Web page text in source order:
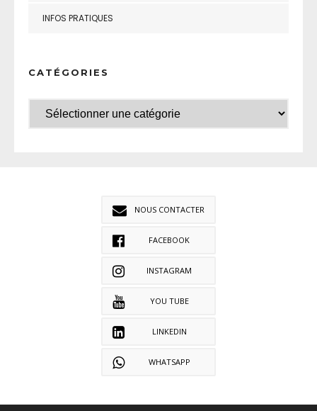
INFOS PRATIQUES
CATÉGORIES
NOUS CONTACTER
FACEBOOK
INSTAGRAM
YOU TUBE
LINKEDIN
WHATSAPP